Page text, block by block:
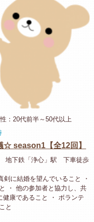
：20代前半～50代以上
☆ season1【全12回】
地下鉄「浄心」駅 下車徒歩
に結婚を望んでいること ・
・ 他の参加者と協力し、共
康であること ・ ボランテ
と